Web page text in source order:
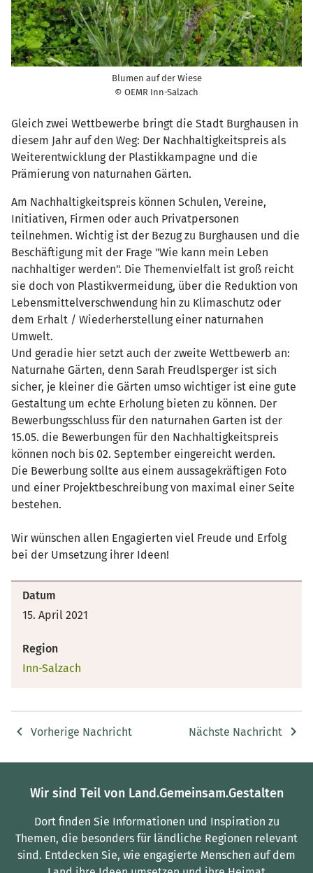
Blumen auf der Wiese
© OEMR Inn-Salzach
Gleich zwei Wettbewerbe bringt die Stadt Burghausen in
diesem Jahr auf den Weg: Der Nachhaltigkeitspreis als
Weiterentwicklung der Plastikkampagne und die
Prämierung von naturnahen Gärten.
Am Nachhaltigkeitspreis können Schulen, Vereine,
Initiativen, Firmen oder auch Privatpersonen
teilnehmen. Wichtig ist der Bezug zu Burghausen und die
Beschäftigung mit der Frage "Wie kann mein Leben
nachhaltiger werden". Die Themenvielfalt ist groß reicht
sie doch von Plastikvermeidung, über die Reduktion von
Lebensmittelverschwendung hin zu Klimaschutz oder
dem Erhalt / Wiederherstellung einer naturnahen
Umwelt.
Und geradie hier setzt auch der zweite Wettbewerb an:
Naturnahe Gärten, denn Sarah Freudlsperger ist sich
sicher, je kleiner die Gärten umso wichtiger ist eine gute
Gestaltung um echte Erholung bieten zu können. Der
Bewerbungsschluss für den naturnahen Garten ist der
15.05. die Bewerbungen für den Nachhaltigkeitspreis
können noch bis 02. September eingereicht werden.
Die Bewerbung sollte aus einem aussagekräftigen Foto
und einer Projektbeschreibung von maximal einer Seite
bestehen.
Wir wünschen allen Engagierten viel Freude und Erfolg
bei der Umsetzung ihrer Ideen!
Datum
15. April 2021
Region
Inn-Salzach
Vorherige Nachricht Nächste Nachricht
Wir sind Teil von Land.Gemeinsam.Gestalten
Dort finden Sie Informationen und Inspiration zu
Themen, die besonders für ländliche Regionen relevant
sind. Entdecken Sie, wie engagierte Menschen auf dem